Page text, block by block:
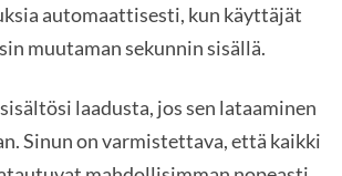
automaattisesti, kun käyttäjät
muutaman sekunnin sisällä.
laadusta, jos sen lataaminen
Sinun on varmistettava, että kaikki